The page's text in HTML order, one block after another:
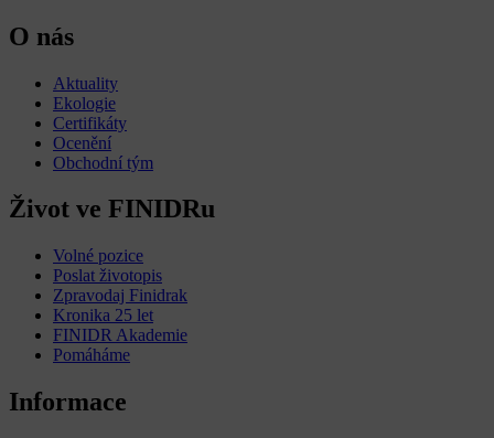
O nás
Aktuality
Ekologie
Certifikáty
Ocenění
Obchodní tým
Život ve FINIDRu
Volné pozice
Poslat životopis
Zpravodaj Finidrak
Kronika 25 let
FINIDR Akademie
Pomáháme
Informace